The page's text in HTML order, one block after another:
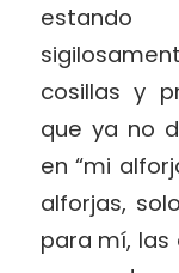
estando
cosillas y
que ya no
en “mi
alforjas,
para mí, las